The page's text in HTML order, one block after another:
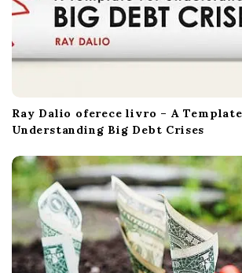
Ray Dalio oferece livro – A
Understanding Big Debt Crises